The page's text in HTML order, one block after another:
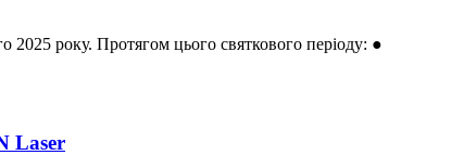
2025 року. Протягом цього святкового періоду: ●
Laser